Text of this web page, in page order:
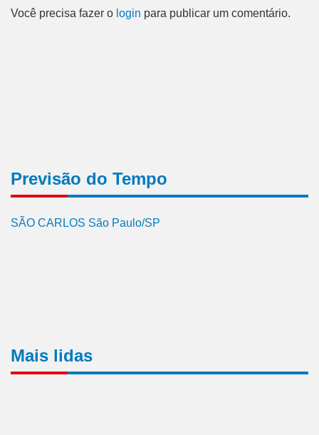
Você precisa fazer o login para publicar um comentário.
Previsão do Tempo
SÃO CARLOS São Paulo/SP
Mais lidas